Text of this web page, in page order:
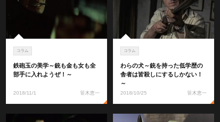
コラム
鉄砲玉の美学～銃も金も女も全
部手に入れようぜ！～
2018/11/1 笹木恵一
コラム
わらの犬～銃を持った低学歴の
舎者は皆殺しにするしかない！
～
2018/10/25 笹木恵一